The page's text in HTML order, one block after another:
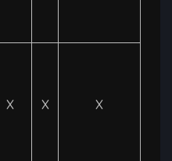
X X X